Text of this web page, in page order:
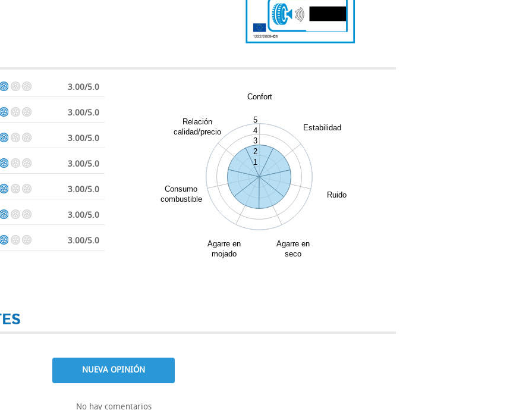
3.00/5.0
3.00/5.0
3.00/5.0
3.00/5.0
3.00/5.0
3.00/5.0
3.00/5.0
Confort
Estabilidad
Ruido
Agarre en
seco
Agarre en
mojado
Consumo
combustible
Relación
calidad/precio
1
2
3
4
5
NUEVA OPINIÓN
No hay comentarios